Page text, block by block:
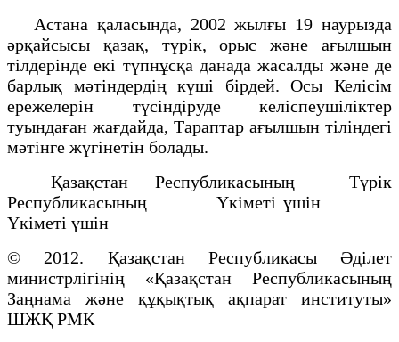
Астана қаласында, 2002 жылғы 19 наурызда
әрқайсысы қазақ, түрік, орыс және ағылшын
тілдерінде екі түпнұсқа данада жасалды және де
барлық мәтіндердің күші бірдей. Осы Келісім
ережелерін түсіндіруде келіспеушіліктер
туындаған жағдайда, Тараптар ағылшын тіліндегі
мәтінге жүгінетін болады.
Қазақстан Республикасының Түрік
Республикасының Үкіметі үшін
Үкіметі үшін
© 2012. Қазақстан Республикасы Әділет
министрлігінің «Қазақстан Республикасының
Заңнама және құқықтық ақпарат институты»
ШЖҚ РМК